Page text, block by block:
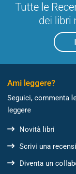
Tutte le
dei libri
Ami leggere?
Seguici, commenta
leggere
Novità libri
Scrivi una
Diventa un